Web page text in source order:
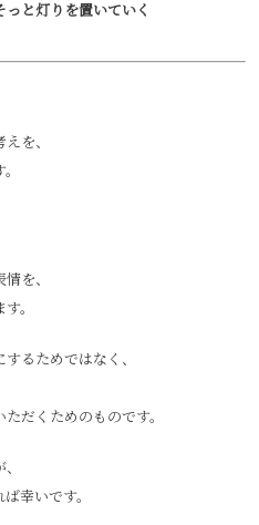
と灯りを置いていく
を、
を、
。
るためではなく、
だくためのものです。
幸いです。